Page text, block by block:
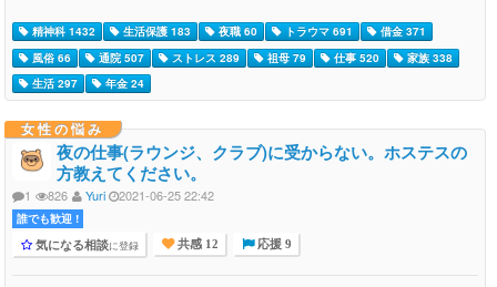
精神科 1432 生活保護 183 夜職 60 トラウマ 691
借金 371
風俗 66
通院 507 ストレス 289 祖母 79 仕事 520
家族 338
生活 297
年金 24
女性の悩み
夜の仕事(ラウンジ、クラブ)に受からない。ホステスの
方教えてください。
1 826 Yuri 2021-06-25 22:42
誰でも歓迎 !
気になる相談に登録 共感 12 応援 9